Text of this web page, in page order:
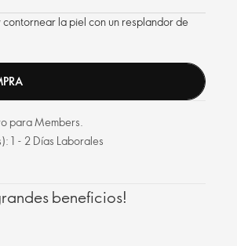
la piel con un resplandor de
para Members.
1 - 2 Días Laborales
beneficios!